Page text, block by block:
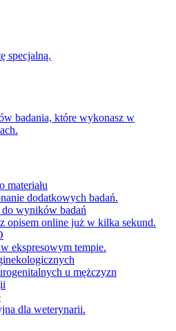
specjalną.
badania, które wykonasz w
materiału
dodatkowych badań.
do wyników badań
opisem online już w kilka sekund.
ekspresowym tempie.
u mężczyzn
dla weterynarii.